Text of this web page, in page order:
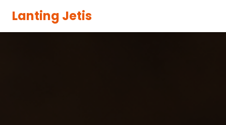
Lanting Jetis